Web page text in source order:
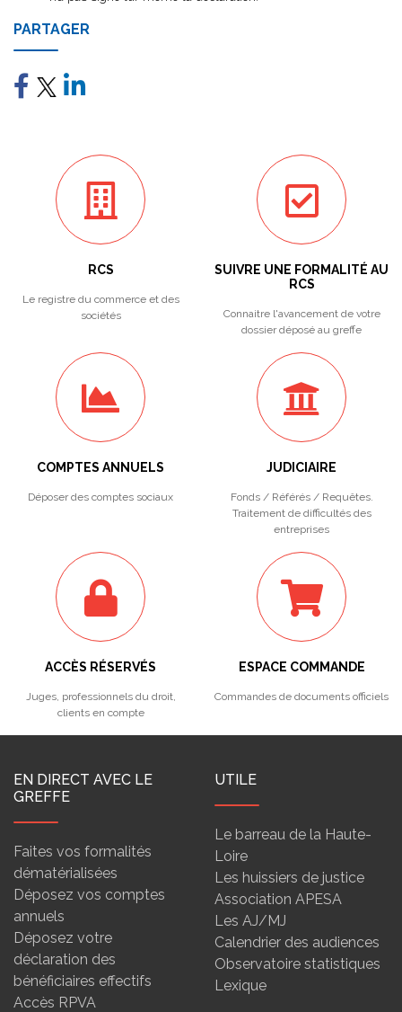
PARTAGER
RCS
Le registre du commerce et des
sociétés
SUIVRE UNE FORMALITÉ AU
RCS
Connaitre l'avancement de votre
dossier déposé au greffe
COMPTES ANNUELS
Déposer des comptes sociaux
JUDICIAIRE
Fonds / Référés / Requêtes.
Traitement de difficultés des
entreprises
ACCÈS RÉSERVÉS
Juges, professionnels du droit,
clients en compte
ESPACE COMMANDE
Commandes de documents officiels
EN DIRECT AVEC LE
GREFFE
Faites vos formalités
dématérialisées
Déposez vos comptes
annuels
Déposez votre
déclaration des
bénéficiaires effectifs
Accès RPVA
UTILE
Le barreau de la Haute-
Loire
Les huissiers de justice
Association APESA
Les AJ/MJ
Calendrier des audiences
Observatoire statistiques
Lexique